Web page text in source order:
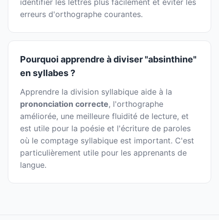
identifier les lettres plus facilement et éviter les
erreurs d'orthographe courantes.
Pourquoi apprendre à diviser "absinthine"
en syllabes ?
Apprendre la division syllabique aide à la
prononciation correcte, l'orthographe
améliorée, une meilleure fluidité de lecture, et
est utile pour la poésie et l'écriture de paroles
où le comptage syllabique est important. C'est
particulièrement utile pour les apprenants de
langue.